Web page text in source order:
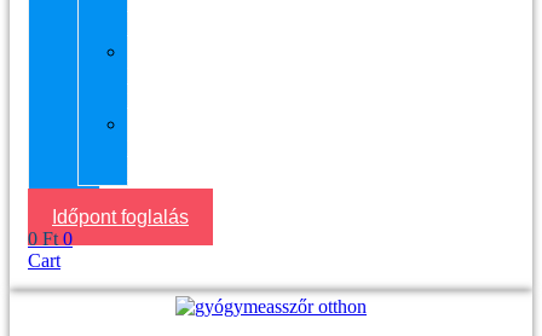
Időpont foglalás
0 Ft 0
Cart